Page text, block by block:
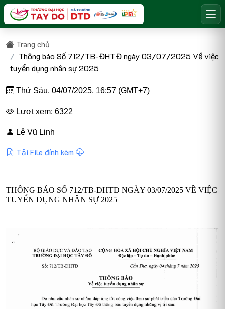
Trang chủ
Thông báo Số 712/TB-ĐHTĐ ngày 03/07/2025 Về việc
tuyển dụng nhân sự 2025
Thứ Sáu, 04/07/2025, 16:57 (GMT+7)
Lượt xem: 6322
Lê Vũ Linh
Tải File đính kèm
THÔNG BÁO SỐ 712/TB-ĐHTĐ NGÀY 03/07/2025 VỀ VIỆC
TUYỂN DỤNG NHÂN SỰ 2025